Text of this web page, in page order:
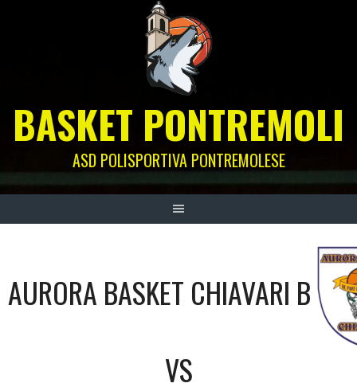
BASKET PONTREMOLI
ASD POLISPORTIVA PONTREMOLESE
AURORA BASKET CHIAVARI B
VS